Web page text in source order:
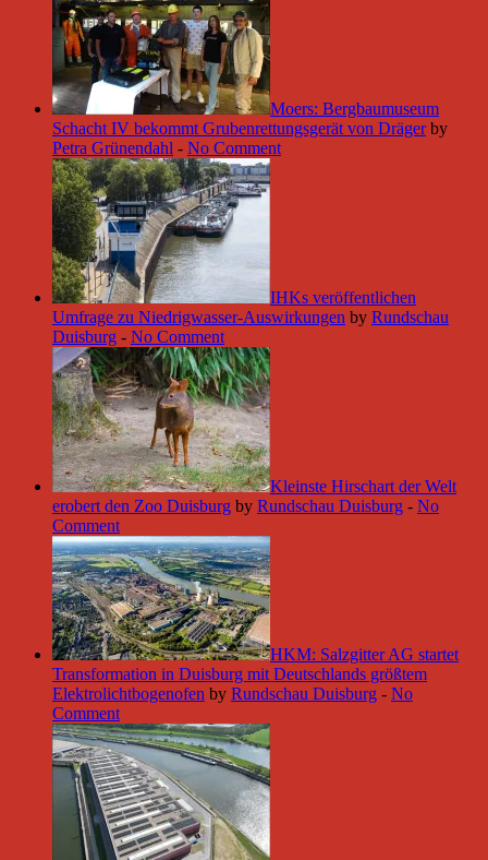
Moers: Bergbaumuseum
Schacht IV bekommt Grubenrettungsgerät von Dräger by
Petra Grünendahl - No Comment
IHKs veröffentlichen
Umfrage zu Niedrigwasser-Auswirkungen by Rundschau
Duisburg - No Comment
Kleinste Hirschart der Welt
erobert den Zoo Duisburg by Rundschau Duisburg - No
Comment
HKM: Salzgitter AG startet
Transformation in Duisburg mit Deutschlands größtem
Elektrolichtbogenofen by Rundschau Duisburg - No
Comment